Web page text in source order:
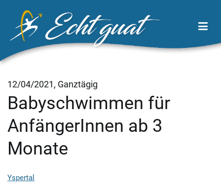
springen
Echt Guat
Wirtschaftsregion Tor zum Waldviertel
12/04/2021, Ganztägig
Babyschwimmen für
AnfängerInnen ab 3
Monate
Yspertal